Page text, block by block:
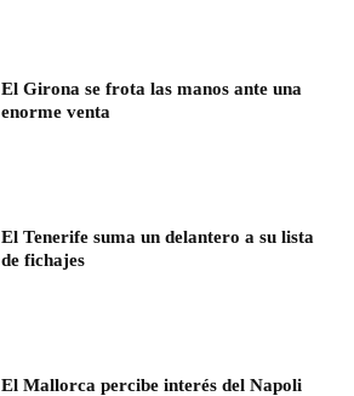
El Girona se frota las manos ante una
enorme venta
El Tenerife suma un delantero a su lista
de fichajes
El Mallorca percibe interés del Napoli